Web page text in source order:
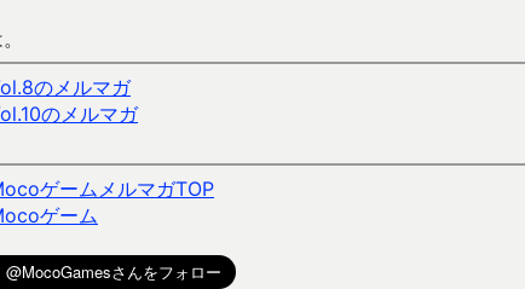
のメルマガ
のメルマガ
ゲームメルマガTOP
ゲーム